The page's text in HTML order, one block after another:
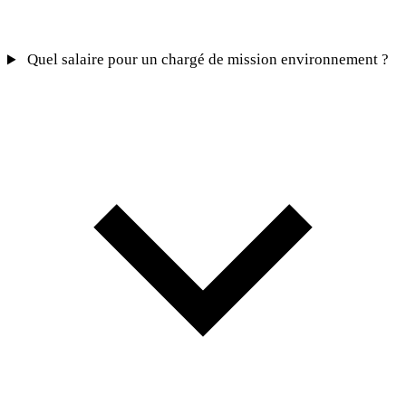
Quel salaire pour un chargé de mission environnement ?